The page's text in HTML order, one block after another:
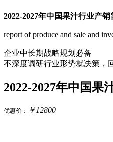
2022-2027年中国果汁行业产
report of produce and sale and
企业中长期战略规划必备
不深度调研行业形势就决策，
2022-2027年中国果
优惠价： ￥12800